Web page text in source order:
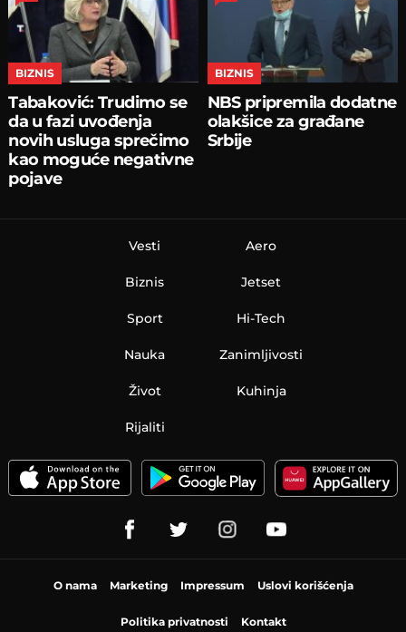
BIZNIS
Tabaković: Trudimo se
da u fazi uvođenja
novih usluga sprečimo
kao moguće negativne
pojave
BIZNIS
NBS pripremila dodatne
olakšice za građane
Srbije
Vesti
Biznis
Sport
Nauka
Aero
Jetset
Hi-Tech
Zanimljivosti
Život Kuhinja
Rijaliti
O nama Marketing Impressum Uslovi korišćenja
Politika privatnosti Kontakt